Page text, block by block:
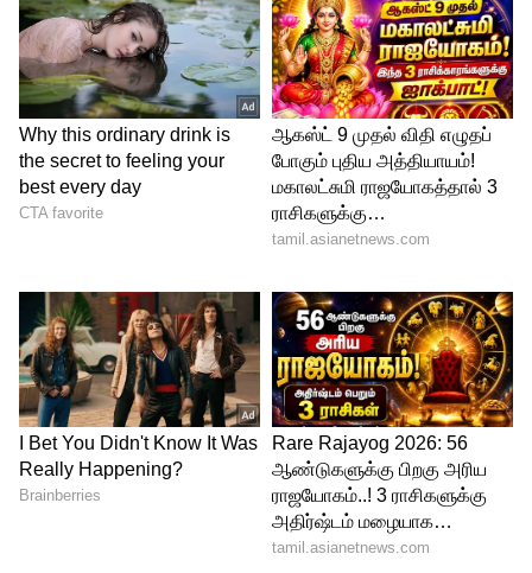
அதற்குத் தினமும் சிறிதளவு தண்ணீர்
மற்றும் லேசான சூரிய ஒளி இருந்தால்
போதுமானது.
5
6
Image Credit :Youtube
கொத்தமல்லி விதைகள்
இந்தியச் சமையலறைகளில் கொத்தமல்லி
விதைகள் கண்டிப்பாக இருக்கும். அந்த
விதைகளை லேசாக உடைத்து, தண்ணீரில்